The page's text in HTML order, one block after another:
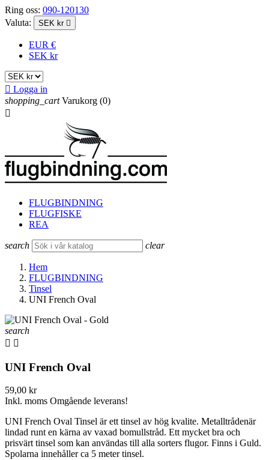
Ring oss: 090-120130
Valuta:
SEK kr 
EUR €
SEK kr
 Logga in
shopping_cart Varukorg (0)

FLUGBINDNING
FLUGFISKE
REA
search clear
Hem
FLUGBINDNING
Tinsel
UNI French Oval
search
 
UNI French Oval
59,00 kr
Inkl. moms Omgående leverans!
UNI French Oval Tinsel är ett tinsel av hög kvalite. Metalltrådenär
lindad runt en kärna av vaxad bomullstråd. Ett mycket bra och
prisvärt tinsel som kan användas till alla sorters flugor. Finns i Guld.
Spolarna innehåller ca 5 meter tinsel.